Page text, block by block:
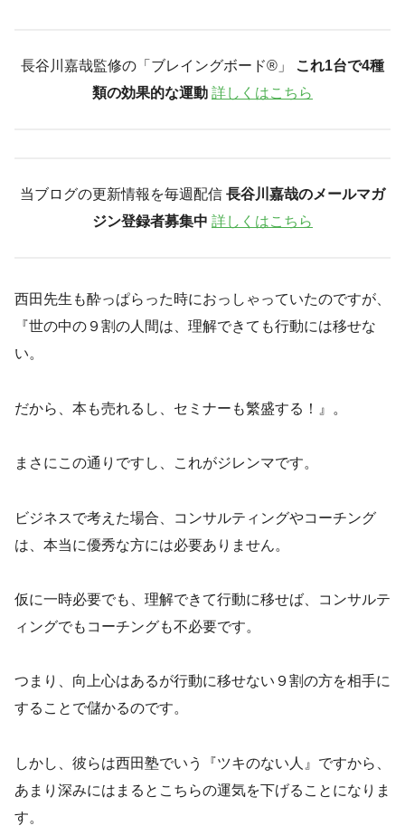
長谷川嘉哉監修の「ブレイングボード®︎」
これ1台で4種
類の効果的な運動 詳しくはこちら
当ブログの更新情報を毎週配信 長谷川嘉哉のメールマガ
ジン登録者募集中 詳しくはこちら
西田先生も酔っぱらった時におっしゃっていたのですが、
『世の中の９割の人間は、理解できても行動には移せな
い。
だから、本も売れるし、セミナーも繁盛する！』。
まさにこの通りですし、これがジレンマです。
ビジネスで考えた場合、コンサルティングやコーチング
は、本当に優秀な方には必要ありません。
仮に一時必要でも、理解できて行動に移せば、コンサルテ
ィングでもコーチングも不必要です。
つまり、向上心はあるが行動に移せない９割の方を相手に
することで儲かるのです。
しかし、彼らは西田塾でいう『ツキのない人』ですから、
あまり深みにはまるとこちらの運気を下げることになりま
す。